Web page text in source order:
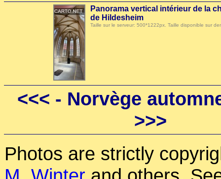
Panorama vertical intérieur de la
de Hildesheim
Taille sur le serveur: 500*1222px. Taille disponible sur
<<< - Norvège
>>>
Photos are strictly